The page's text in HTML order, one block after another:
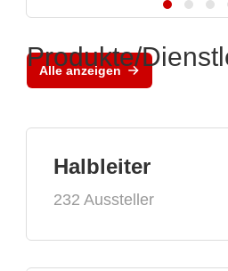
Alle anzeigen
Produkte/
Halbleiter
232 Aussteller